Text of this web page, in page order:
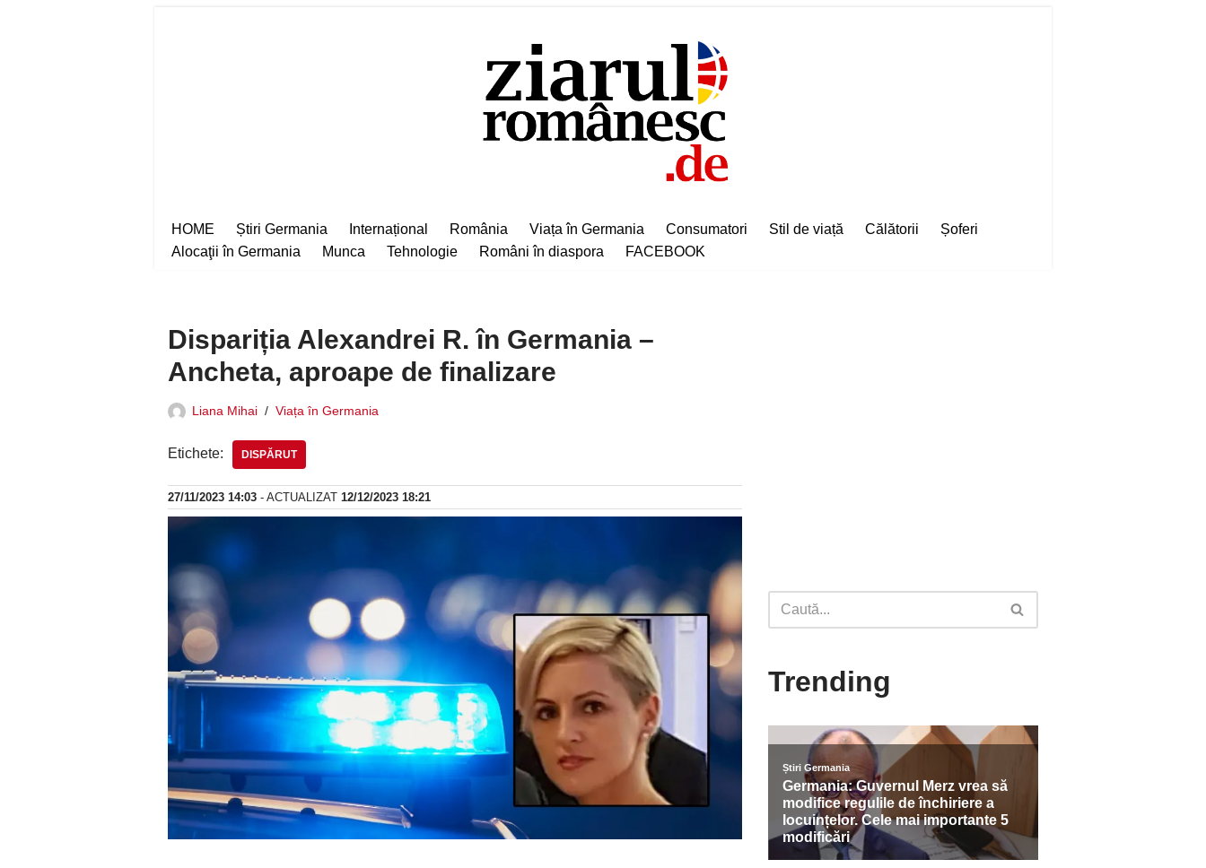
HOME Știri Germania Internațional România Viața în Germania Consumatori Stil de viață Călătorii
Șoferi
Alocaţii în Germania
Munca Tehnologie Români în diaspora FACEBOOK
Dispariția Alexandrei R. în Germania –
Ancheta, aproape de finalizare
Liana Mihai Viața în Germania
Etichete: DISPĂRUT
27/11/2023 14:03 - ACTUALIZAT 12/12/2023 18:21
Trending